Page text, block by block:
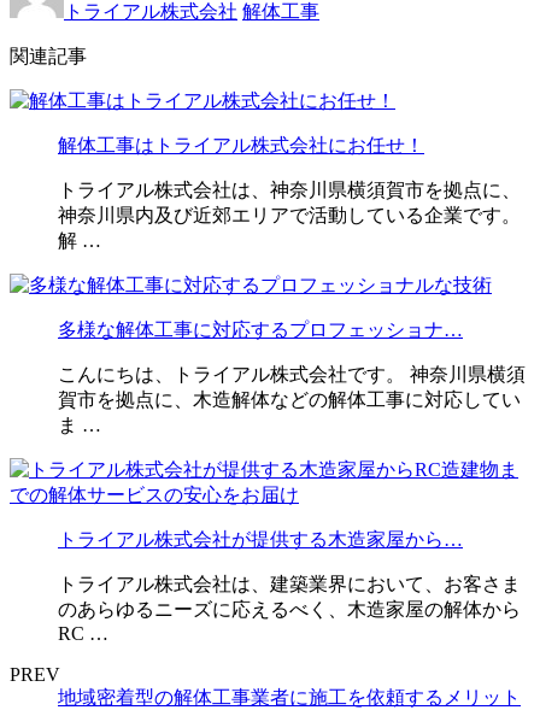
トライアル株式会社 解体工事
関連記事
解体工事はトライアル株式会社にお任せ！
トライアル株式会社は、神奈川県横須賀市を拠点に、
神奈川県内及び近郊エリアで活動している企業です。
解 …
多様な解体工事に対応するプロフェッショナ…
こんにちは、トライアル株式会社です。 神奈川県横須
賀市を拠点に、木造解体などの解体工事に対応してい
ま …
トライアル株式会社が提供する木造家屋から…
トライアル株式会社は、建築業界において、お客さま
のあらゆるニーズに応えるべく、木造家屋の解体から
RC …
PREV
地域密着型の解体工事業者に施工を依頼するメリット